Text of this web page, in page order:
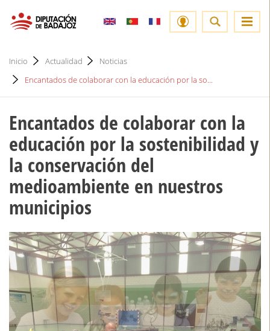
Inicio Actualidad
Noticias
Encantados de colaborar con la educación por la so...
Encantados de colaborar con la
educación por la sostenibilidad y
la conservación del
medioambiente en nuestros
municipios